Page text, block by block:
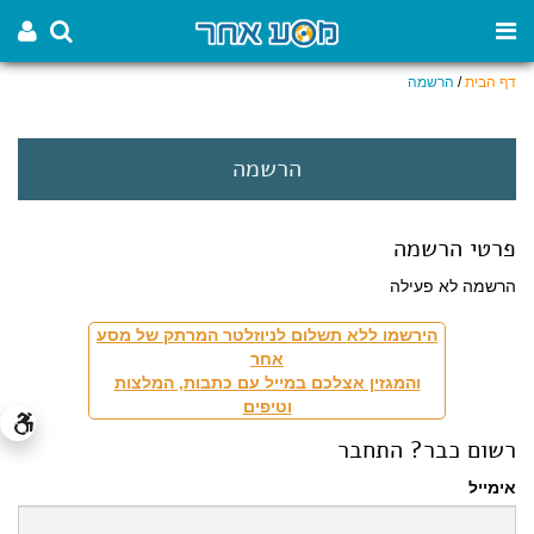
דף הבית/ הרשמה
הרשמה
פרטי הרשמה
הרשמה לא פעילה
הירשמו ללא תשלום לניוזלטר המרתק של מסע
אחר
והמגזין אצלכם במייל עם כתבות, המלצות
וטיפים
רשום כבר? התחבר
אימייל